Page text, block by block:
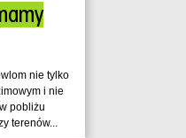
nie tylko
i nie
pobliżu
terenów...